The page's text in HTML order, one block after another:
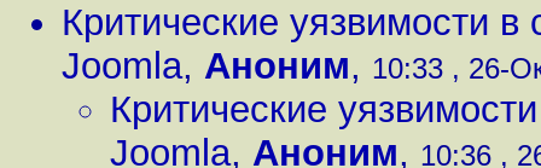
Критические уязвимости
Joomla, Аноним, 10:33 , 26-
Критические
Joomla, Аноним, 10:36 ,